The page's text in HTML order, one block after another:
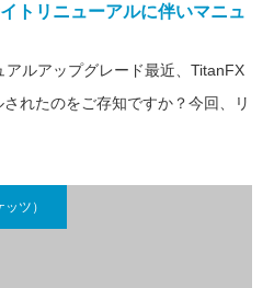
トリニューアルに伴いマニュ
ルアップグレード最近、TitanFX
れたのをご存知ですか？今回、リ
ツ）